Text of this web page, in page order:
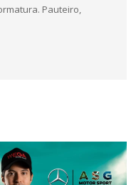
Pauteiro,